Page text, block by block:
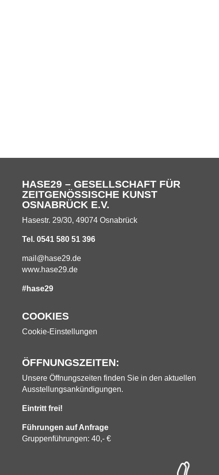
HASE29 – GESELLSCHAFT FÜR
ZEITGENÖSSISCHE KUNST
OSNABRÜCK E.V.
Hasestr. 29/30, 49074 Osnabrück
Tel. 0541 580 51 396
mail@hase29.de
www.hase29.de
#hase29
COOKIES
Cookie-Einstellungen
ÖFFNUNGSZEITEN:
Unsere Öffnungszeiten finden Sie in den aktuellen
Ausstellungsankündigungen.
Eintritt frei!
Führungen auf Anfrage
Gruppenführungen: 40,- €